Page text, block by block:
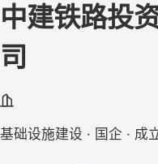
中建铁路投
司
基础设施建设 · 国企 · 成